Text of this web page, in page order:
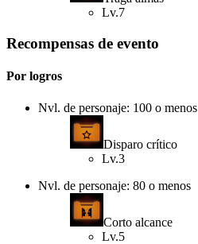
Lv.7
Recompensas de evento
Por logros
Nvl. de personaje: 100 o menos
Disparo crítico
Lv.3
Nvl. de personaje: 80 o menos
Corto alcance
Lv.5